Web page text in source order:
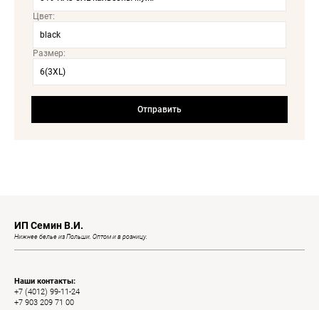
Цвет:
Размер:
ИП Семин В.И.
Нижнее белье из Польши. Оптом и в розницу.
Наши контакты:
+7 (4012) 99-11-24
+7 903 209 71 00